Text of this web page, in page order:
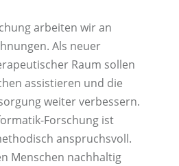
arbeiten wir an
Als neuer
Raum sollen
assistieren und die
weiter verbessern.
Forschung ist
anspruchsvoll.
Menschen nachhaltig